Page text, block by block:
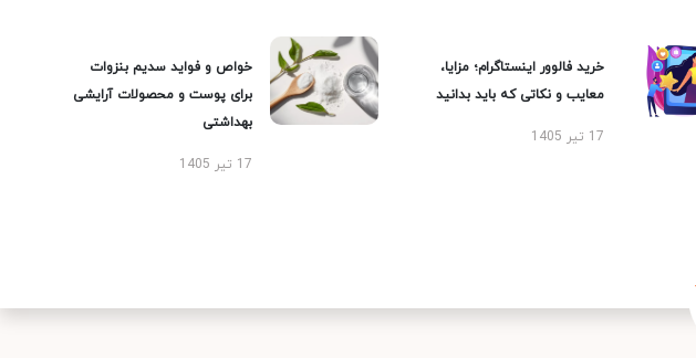
خرید فالوور اینستاگرام؛ مزایا،
معایب و نکاتی که باید بدانید
17 تیر 1405
خواص و فواید سدیم بنزوات
برای پوست و محصولات آرایشی
بهداشتی
17 تیر 1405